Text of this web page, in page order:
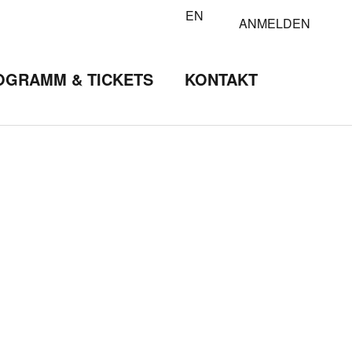
EN ANMELDEN
& TICKETS KONTAKT